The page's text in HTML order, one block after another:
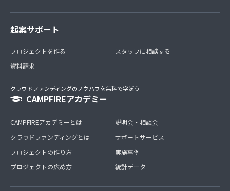
起案サポート
プロジェクトを作る
資料請求
スタッフに相談する
クラウドファンディングのノウハウを無料で学ぼう
CAMPFIREアカデミー
CAMPFIREアカデミーとは
クラウドファンディングとは
プロジェクトの作り方
プロジェクトの広め方
説明会・相談会
サポートサービス
実施事例
統計データ